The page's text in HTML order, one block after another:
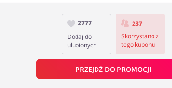
2777
Dodaj do
ulubionych
237
Skorzystano z
tego kuponu
PRZEJDŹ DO PROMOCJI